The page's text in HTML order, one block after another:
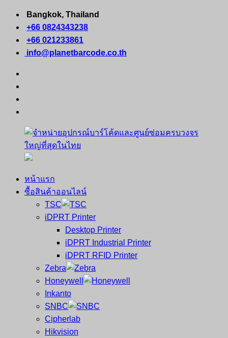
Skip
content
Bangkok, Thailand
+66 0824343238
+66 021233861
info@planetbarcode.co.th
จำหน่าย
คอมพิวเตอร์
หน้าแรก
ซื้อสินค้าออนไลน์
TSC
iDPRT Printer
Desktop Printer
iDPRT Industrial Printer
iDPRT RFID Printer
Zebra
Honeywell
Inkanto
SNBC
Cipherlab
Hikvision